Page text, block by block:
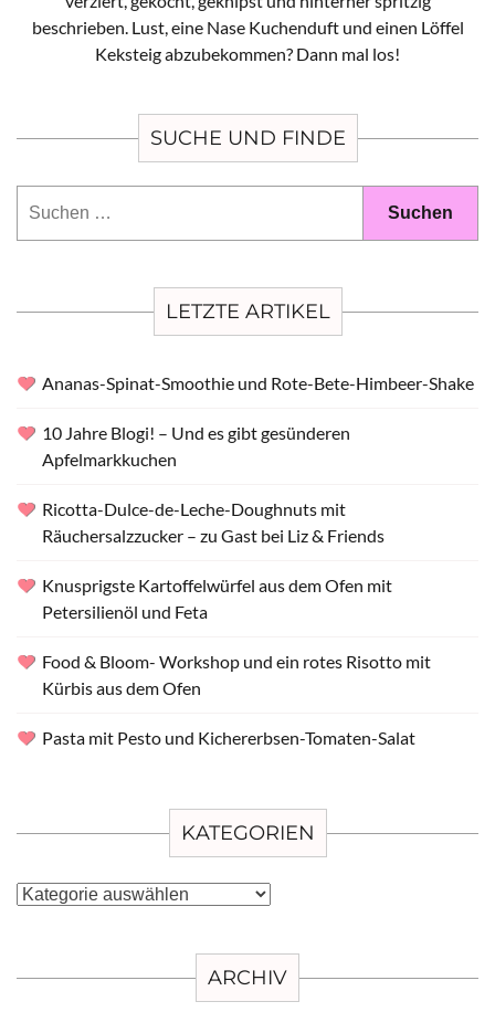
beschrieben. Lust, eine Nase Kuchenduft und einen Löffel
Keksteig abzubekommen? Dann mal los!
SUCHE UND FINDE
LETZTE ARTIKEL
Ananas-Spinat-Smoothie und Rote-Bete-Himbeer-Shake
10 Jahre Blogi! – Und es gibt gesünderen
Apfelmarkkuchen
Ricotta-Dulce-de-Leche-Doughnuts mit
Räuchersalzzucker – zu Gast bei Liz & Friends
Knusprigste Kartoffelwürfel aus dem Ofen mit
Petersilienöl und Feta
Food & Bloom- Workshop und ein rotes Risotto mit
Kürbis aus dem Ofen
Pasta mit Pesto und Kichererbsen-Tomaten-Salat
KATEGORIEN
Kategorien
ARCHIV